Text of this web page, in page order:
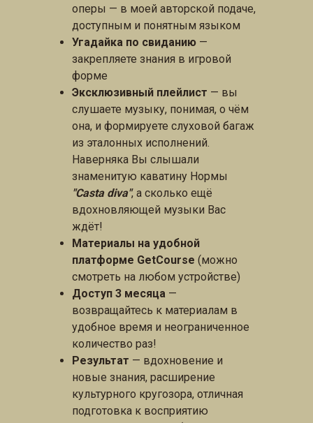
оперы — в моей авторской подаче,
доступным и понятным языком
Угадайка по свиданию —
закрепляете знания в игровой
форме
Эксклюзивный плейлист — вы
слушаете музыку, понимая, о чём
она, и формируете слуховой багаж
из эталонных исполнений.
Наверняка Вы слышали
знаменитую каватину Нормы
"Casta diva", а сколько ещё
вдохновляющей музыки Вас
ждёт!
Материалы на удобной
платформе GetCourse (можно
смотреть на любом устройстве)
Доступ 3 месяца —
возвращайтесь к материалам в
удобное время и неограниченное
количество раз!
Результат — вдохновение и
новые знания, расширение
культурного кругозора, отличная
подготовка к восприятию